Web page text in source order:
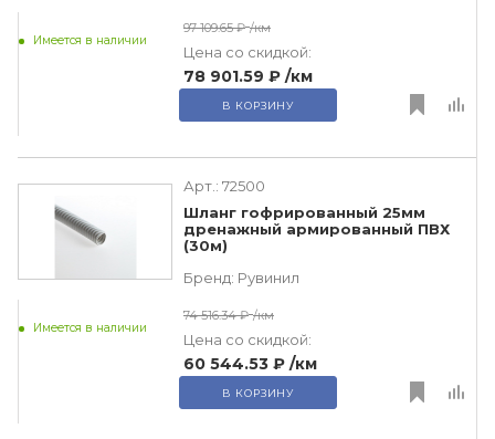
Имеется в наличии
97 109.65 ₽ /км
Цена со скидкой:
78 901.59 ₽ /км
В КОРЗИНУ
Арт.: 72500
Шланг гофрированный 25мм
дренажный армированный ПВХ
(30м)
Бренд: Рувинил
Имеется в наличии
74 516.34 ₽ /км
Цена со скидкой:
60 544.53 ₽ /км
В КОРЗИНУ